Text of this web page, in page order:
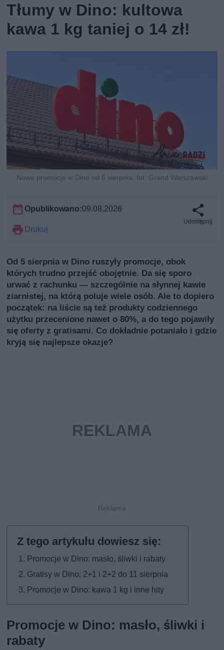
Tłumy w Dino: kultowa
kawa 1 kg taniej o 14 zł!
Nowe promocje w Dino od 5 sierpnia, fot. Grand Warszawski
Opublikowano:09.08.2026
Drukuj
Udostępnij
Od 5 sierpnia w Dino ruszyły promocje, obok
których trudno przejść obojętnie. Da się sporo
urwać z rachunku — szczególnie na słynnej kawie
ziarnistej, na którą poluje wiele osób. Ale to dopiero
początek: na liście są też produkty codziennego
użytku przecenione nawet o 80%, a do tego pojawiły
się oferty z gratisami. Co dokładnie potaniało i gdzie
kryją się najlepsze okazje?
Promocje w Dino: masło, śliwki i rabaty
Gratisy w Dino: 2+1 i 2+2 do 11 sierpnia
Promocje w Dino: kawa 1 kg i inne hity
Promocje w Dino: masło, śliwki i
rabaty